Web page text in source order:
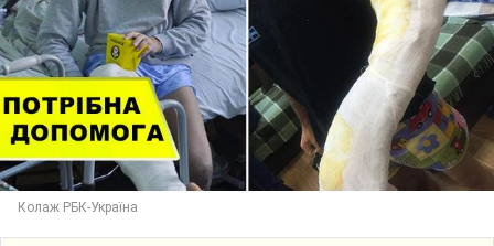
Колаж РБК-Україна